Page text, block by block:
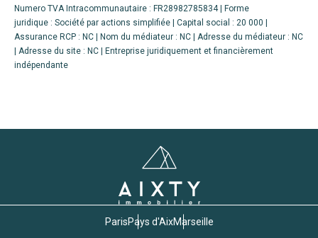
Numero TVA Intracommunautaire : FR28982785834 | Forme
juridique : Société par actions simplifiée | Capital social : 20 000 |
Assurance RCP : NC | Nom du médiateur : NC | Adresse du médiateur : NC
| Adresse du site : NC |
Entreprise juridiquement et financièrement
indépendante
ParisPays d'AixMarseille